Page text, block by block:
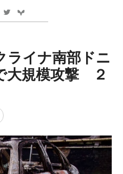
ライナ南部ドニ
大規模攻撃 ２